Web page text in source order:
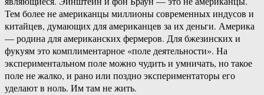
Тем более не американцы миллионы современных индусов и
китайцев, думающих для американцев за их деньги. Америка
— родина для американских фермеров. Для бжезинских и
фукуям это комплиментарное «поле деятельности». На
экспериментальном поле можно чудить и умничать, но такое
поле не жалко, и рано или поздно экспериментаторы его
уделают в ноль. Им там не жить.